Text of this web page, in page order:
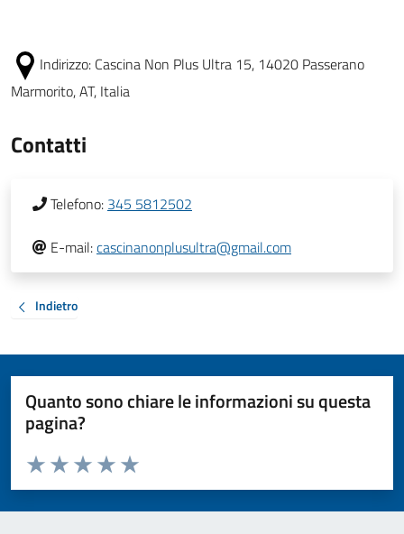
Indirizzo: Cascina Non Plus Ultra 15, 14020 Passerano
Marmorito, AT, Italia
Contatti
Telefono: 345 5812502
E-mail:cascinanonplusultra@gmail.com
Indietro
Quanto sono chiare le informazioni su questa
pagina?
Valuta da 1 a 5 stelle la pagina
Valuta 5 stelle su 5
Valuta 4 stelle su 5
Valuta 3 stelle su 5
Valuta 2 stelle su 5
Valuta 1 stelle su 5